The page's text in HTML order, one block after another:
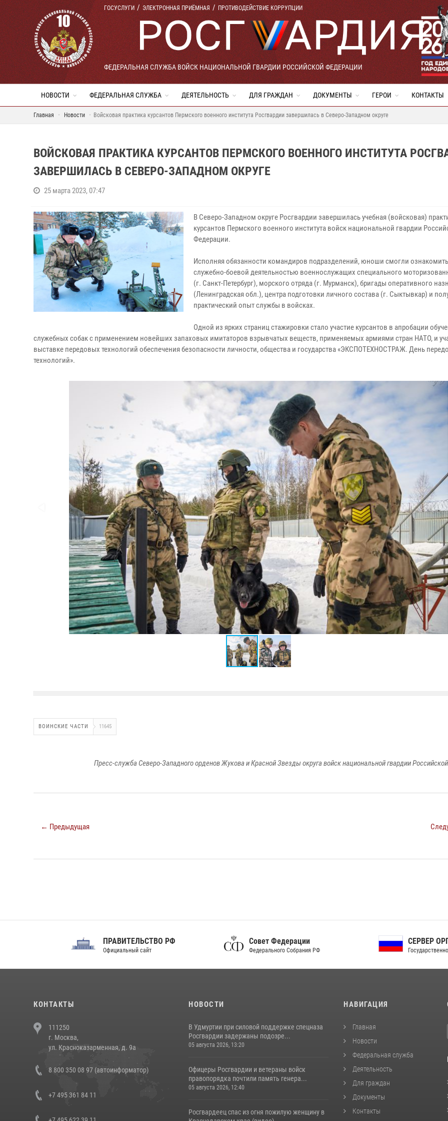
ГОСУСЛУГИ ЭЛЕКТРОННАЯ ПРИЁМНАЯ ПРОТИВОДЕЙСТВИЕ КОРРУПЦИИ
ФЕДЕРАЛЬНАЯ СЛУЖБА ВОЙСК НАЦИОНАЛЬНОЙ ГВАРДИИ РОССИЙСКОЙ ФЕДЕРАЦИИ
НОВОСТИ ФЕДЕРАЛЬНАЯ СЛУЖБА ДЕЯТЕЛЬНОСТЬ ДЛЯ ГРАЖДАН ДОКУМЕНТЫ ГЕРОИ КОНТАКТЫ
Главная Новости Войсковая практика курсантов Пермского военного института Росгвардии завершилась в Северо-Западном округе
ВОЙСКОВАЯ ПРАКТИКА КУРСАНТОВ ПЕРМСКОГО ВОЕННОГО ИНСТИТУТА
ЗАВЕРШИЛАСЬ В СЕВЕРО-ЗАПАДНОМ ОКРУГЕ
25 марта 2023, 07:47
В Северо-Западном округе Росгвардии завершилась учебная (войсковая)
курсантов Пермского военного института войск национальной гвардии
Федерации.
Исполняя обязанности командиров подразделений, юноши смогли
служебно-боевой деятельностью военнослужащих специального
(г. Санкт-Петербург), морского отряда (г. Мурманск), бригады оперативного
(Ленинградская обл.), центра подготовки личного состава (г. Сыктывкар) и
практический опыт службы в войсках.
Одной из ярких страниц стажировки стало участие курсантов в апробации
служебных собак с применением новейших запаховых имитаторов взрывчатых веществ, применяемых армиями стран НАТО, и
выставке передовых технологий обеспечения безопасности личности, общества и государства «ЭКСПОТЕХНОСТРАЖ. День
технологий».
ВОИНСКИЕ ЧАСТИ 11645
Пресс-служба Северо-Западного орденов Жукова и Красной Звезды округа войск национальной гвардии
← Предыдущая
ПРАВИТЕЛЬСТВО РФ
Официальный сайт
Совет Федерации
Федерального Собрания РФ
СЕРВЕР ОРГАНОВ
Государственной власти РФ
КОНТАКТЫ
111250
г. Москва,
ул. Красноказарменная, д. 9а
8 800 350 08 97 (автоинформатор)
+7 495 361 84 11
НОВОСТИ
В Удмуртии при силовой поддержке спецназа
Росгвардии задержаны подозре...
05 августа 2026, 13:20
Офицеры Росгвардии и ветераны войск
правопорядка почтили память генера...
05 августа 2026, 12:40
Росгвардеец спас из огня пожилую женщину в
НАВИГАЦИЯ
Главная
Новости
Федеральная служба
Деятельность
Для граждан
Документы
Контакты